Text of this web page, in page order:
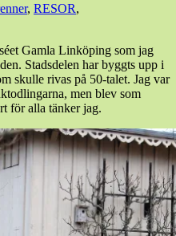
, RESOR,
Gamla Linköping som jag
Stadsdelen har byggts upp i
skulle rivas på 50-talet. Jag var
men blev som
för alla tänker jag.